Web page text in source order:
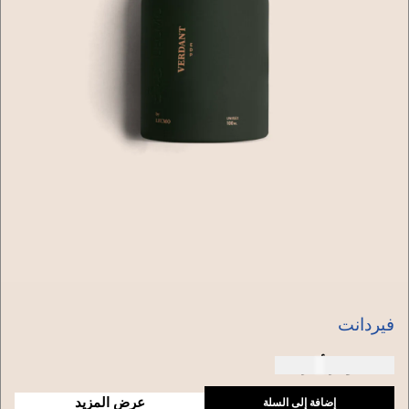
فيردانت
عرض المزيد إضافة إلى السلة